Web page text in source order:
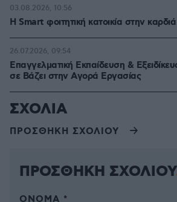
Η Smart φοιτητική κατοικία στην
03.08.2026, 10:56
Επαγγελματική Εκπαίδευση &
σε Bάζει στην Aγορά Eργασίας
26.07.2026, 09:54
ΣΧΟΛΙΑ
ΠΡΟΣΘΗΚΗ ΣΧΟΛΙΟΥ
ΠΡΟΣΘΗΚΗ ΣΧΟΛΙΟΥ
ΌΝΟΜΑ *